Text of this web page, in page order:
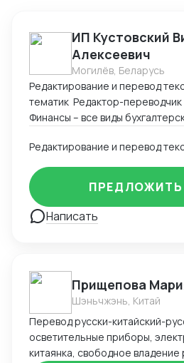
ИП Кустовский
Алексеевич
Могилёв, Беларусь
Редактирование и перевод
тематик Редактор-
Финансы – все виды
прогнозы экономического
исследования, системы
математические модели
краткосрочной и долгосрочной
Значительный опыт работы с
переводов, сотрудничающими
финансовой документации.
проектах по локализации
программного обеспечения
аналитики и системы Клиент-
Юриспруденция –
(уставы, учредительные
Написать
ПРЕДЛОЖИТЬ
Прищепова
Шэньчжэнь, Китай
Перевод русски-китайский-
осветительные приборы,
китаянка, свободное владение